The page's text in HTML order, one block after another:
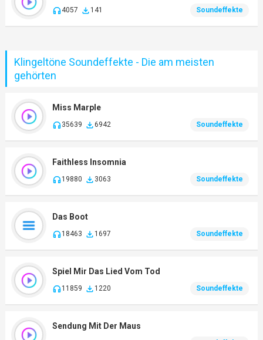
4057 141 Soundeffekte
Klingeltöne Soundeffekte - Die am meisten
gehörten
Miss Marple
35639 6942 Soundeffekte
Faithless Insomnia
19880 3063 Soundeffekte
Das Boot
18463 1697 Soundeffekte
Spiel Mir Das Lied Vom Tod
11859 1220 Soundeffekte
Sendung Mit Der Maus